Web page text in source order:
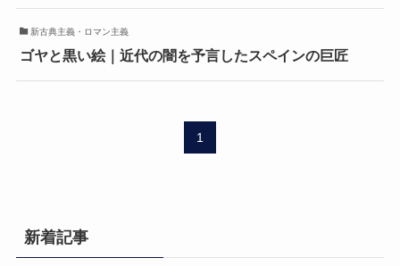
新古典主義・ロマン主義
ゴヤと黒い絵｜近代の闇を予言したスペインの巨匠
1
新着記事